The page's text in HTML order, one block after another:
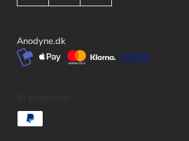
Anodyne.dk